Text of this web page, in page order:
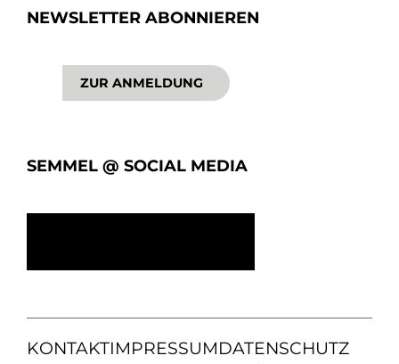
NEWSLETTER ABONNIEREN
ZUR ANMELDUNG
SEMMEL @ SOCIAL MEDIA
KONTAKTIMPRESSUMDATENSCHUTZ